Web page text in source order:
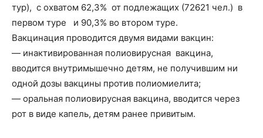
тур), с охватом 62,3% от подлежащих (72621 чел.) в
первом туре и 90,3% во втором туре.
Вакцинация проводится двумя видами вакцин:
— инактивированная полиовирусная вакцина,
вводится внутримышечно детям, не получившим ни
одной дозы вакцины против полиомиелита;
— оральная полиовирусная вакцина, вводится через
рот в виде капель, детям ранее привитым.